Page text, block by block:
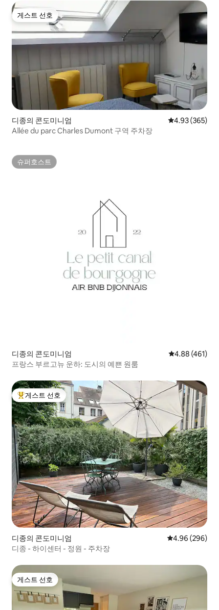
게스트 선호
게스트 선호
디종의 콘도미니엄 평점 4.93점(5
4.93 (365)
Allée du parc Charles Dumont 구역 주차장
슈퍼호스트
슈퍼호스트
디종의 콘도미니엄 평점 4.88점(5
4.88 (461)
프랑스 부르고뉴 운하: 도시의 예쁜 원룸
상위 게스트 선호
게스트 선호
디종의 콘도미니엄 평점 4.96점(5
4.96 (296)
디종 - 하이센터 - 정원 - 주차장
게스트 선호
게스트 선호